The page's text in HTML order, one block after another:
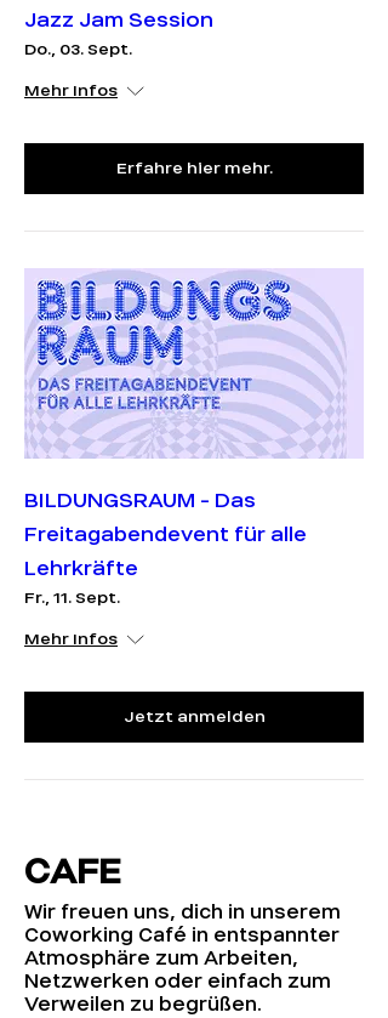
Jazz Jam Session
Do., 03. Sept.
Mehr Infos
Erfahre hier mehr.
BILDUNGSRAUM - Das
Freitagabendevent für alle
Lehrkräfte
Fr., 11. Sept.
Mehr Infos
Jetzt anmelden
CAFE
Wir freuen uns, dich in unserem
Coworking Café in entspannter
Atmosphäre zum Arbeiten,
Netzwerken oder einfach zum
Verweilen zu begrüßen.